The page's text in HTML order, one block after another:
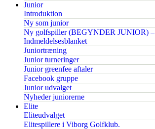
Junior
Introduktion
Ny som junior
Ny golfspiller (BEGYNDER JUNIOR) –
Indmeldelsesblanket
Juniortræning
Junior turneringer
Junior greenfee aftaler
Facebook gruppe
Junior udvalget
Nyheder juniorerne
Elite
Eliteudvalget
Elitespillere i Viborg Golfklub.